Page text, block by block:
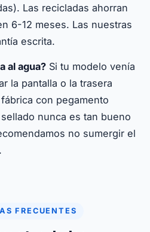
Las recicladas ahorran
6-12 meses. Las nuestras
escrita.
al agua? Si tu modelo venía
la pantalla o la trasera
con pegamento
nunca es tan bueno
no sumergir el
FRECUENTES